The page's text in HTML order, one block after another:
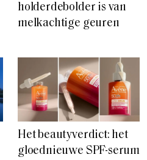
holderdebolder is van
melkachtige geuren
Het beautyverdict: het
gloednieuwe SPF-serum